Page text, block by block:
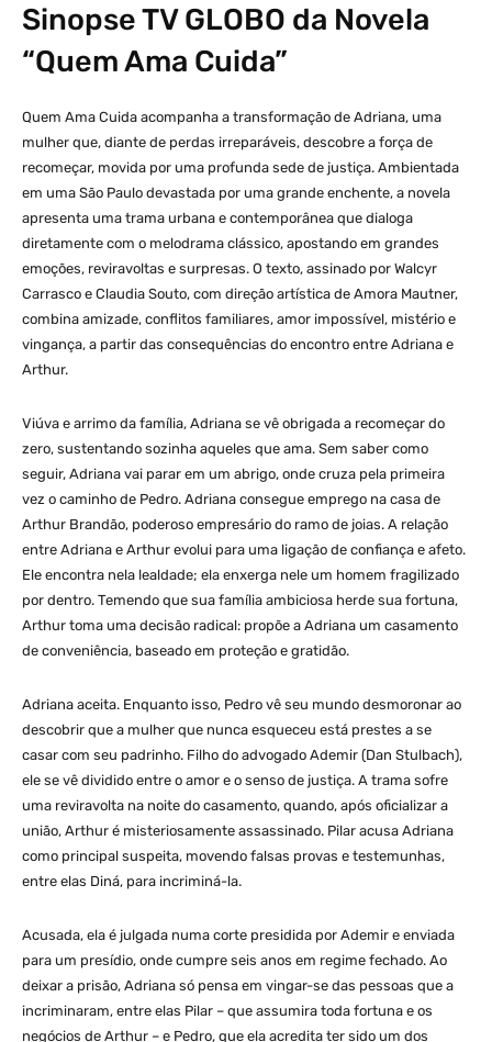
SinopseTV GLOBO da Novela
“Quem Ama Cuida”
Quem Ama Cuida acompanha a transformação de Adriana, uma
mulher que, diante de perdas irreparáveis, descobre a força de
recomeçar, movida por uma profunda sede de justiça. Ambientada
em uma São Paulo devastada por uma grande enchente, a novela
apresenta uma trama urbana e contemporânea que dialoga
diretamente com o melodrama clássico, apostando em grandes
emoções, reviravoltas e surpresas. O texto, assinado por Walcyr
Carrasco e Claudia Souto, com direção artística de Amora Mautner,
combina amizade, conflitos familiares, amor impossível, mistério e
vingança, a partir das consequências do encontro entre Adriana e
Arthur.
Viúva e arrimo da família, Adriana se vê obrigada a recomeçar do
zero, sustentando sozinha aqueles que ama. Sem saber como
seguir, Adriana vai parar em um abrigo, onde cruza pela primeira
vez o caminho de Pedro. Adriana consegue emprego na casa de
Arthur Brandão, poderoso empresário do ramo de joias. A relação
entre Adriana e Arthur evolui para uma ligação de confiança e afeto.
Ele encontra nela lealdade; ela enxerga nele um homem fragilizado
por dentro. Temendo que sua família ambiciosa herde sua fortuna,
Arthur toma uma decisão radical: propõe a Adriana um casamento
de conveniência, baseado em proteção e gratidão.
Adriana aceita. Enquanto isso, Pedro vê seu mundo desmoronar ao
descobrir que a mulher que nunca esqueceu está prestes a se
casar com seu padrinho. Filho do advogado Ademir (Dan Stulbach),
ele se vê dividido entre o amor e o senso de justiça. A trama sofre
uma reviravolta na noite do casamento, quando, após oficializar a
união, Arthur é misteriosamente assassinado. Pilar acusa Adriana
como principal suspeita, movendo falsas provas e testemunhas,
entre elas Diná, para incriminá-la.
Acusada, ela é julgada numa corte presidida por Ademir e enviada
para um presídio, onde cumpre seis anos em regime fechado. Ao
deixar a prisão, Adriana só pensa em vingar-se das pessoas que a
incriminaram, entre elas Pilar – que assumira toda fortuna e os
negócios de Arthur – e Pedro, que ela acredita ter sido um dos